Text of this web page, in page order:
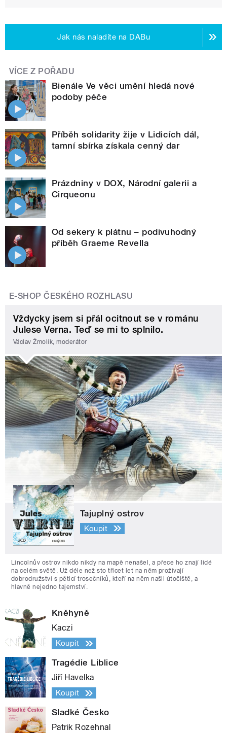
Jak nás naladíte na DABu
VÍCE Z POŘADU
Bienále Ve věci umění hledá nové
podoby péče
Příběh solidarity žije v Lidicích dál,
tamní sbírka získala cenný dar
Prázdniny v DOX, Národní galerii a
Cirqueonu
Od sekery k plátnu – podivuhodný
příběh Graeme Revella
E-SHOP ČESKÉHO ROZHLASU
Vždycky jsem si přál ocitnout se v románu
Julese Verna. Teď se mi to splnilo.
Václav Žmolík, moderátor
Tajuplný ostrov
Koupit
Lincolnův ostrov nikdo nikdy na mapě nenašel, a přece ho znají lidé
na celém světě. Už déle než sto třicet let na něm prožívají
dobrodružství s pěticí trosečníků, kteří na něm našli útočiště, a
hlavně nejedno tajemství.
Kněhyně
Kaczi
Koupit
Tragédie Liblice
Jiří Havelka
Koupit
Sladké Česko
Patrik Rozehnal